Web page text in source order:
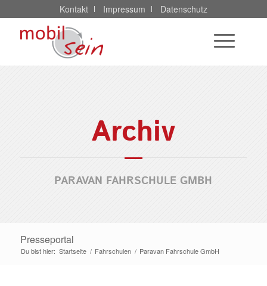
Kontakt Impressum Datenschutz
Archiv
PARAVAN FAHRSCHULE GMBH
Presseportal
Du bist hier: Startseite / Fahrschulen / Paravan Fahrschule GmbH